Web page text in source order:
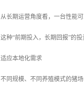
从长期运营角度看，一台性能
这种“前期投入，长期回报”的
适应本地化需求
不同规模、不同养殖模式的猪